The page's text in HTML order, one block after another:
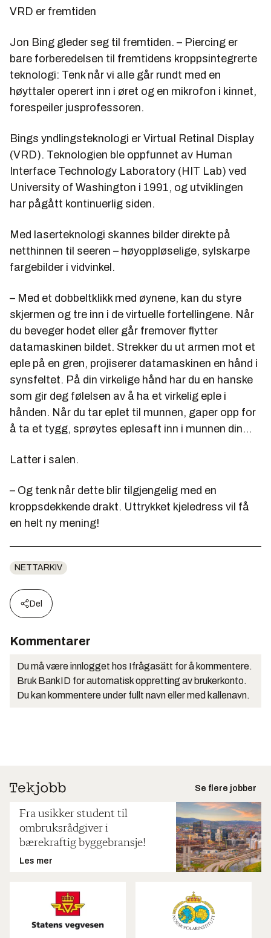
VRD er fremtiden
Jon Bing gleder seg til fremtiden. – Piercing er
bare forberedelsen til fremtidens kroppsintegrerte
teknologi: Tenk når vi alle går rundt med en
høyttaler operert inn i øret og en mikrofon i kinnet,
forespeiler jusprofessoren.
Bings yndlingsteknologi er Virtual Retinal Display
(VRD). Teknologien ble oppfunnet av Human
Interface Technology Laboratory (HIT Lab) ved
University of Washington i 1991, og utviklingen
har pågått kontinuerlig siden.
Med laserteknologi skannes bilder direkte på
netthinnen til seeren – høyoppløselige, sylskarpe
fargebilder i vidvinkel.
– Med et dobbeltklikk med øynene, kan du styre
skjermen og tre inn i de virtuelle fortellingene. Når
du beveger hodet eller går fremover flytter
datamaskinen bildet. Strekker du ut armen mot et
eple på en gren, projiserer datamaskinen en hånd i
synsfeltet. På din virkelige hånd har du en hanske
som gir deg følelsen av å ha et virkelig eple i
hånden. Når du tar eplet til munnen, gaper opp for
å ta et tygg, sprøytes eplesaft inn i munnen din…
Latter i salen.
– Og tenk når dette blir tilgjengelig med en
kroppsdekkende drakt. Uttrykket kjeledress vil få
en helt ny mening!
NETTARKIV
Del
Kommentarer
Du må være innlogget hos Ifrågasätt for å kommentere.
Bruk BankID for automatisk oppretting av brukerkonto.
Du kan kommentere under fullt navn eller med kallenavn.
Se flere jobber
Fra usikker student til
ombruksrådgiver i
bærekraftig byggebransje!
Les mer